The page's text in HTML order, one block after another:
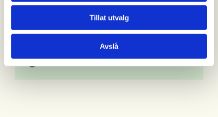
Tillat utvalg
Avslå
Oppmøtested